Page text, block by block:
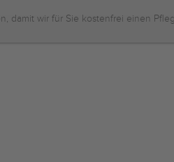
damit wir für Sie kostenfrei einen